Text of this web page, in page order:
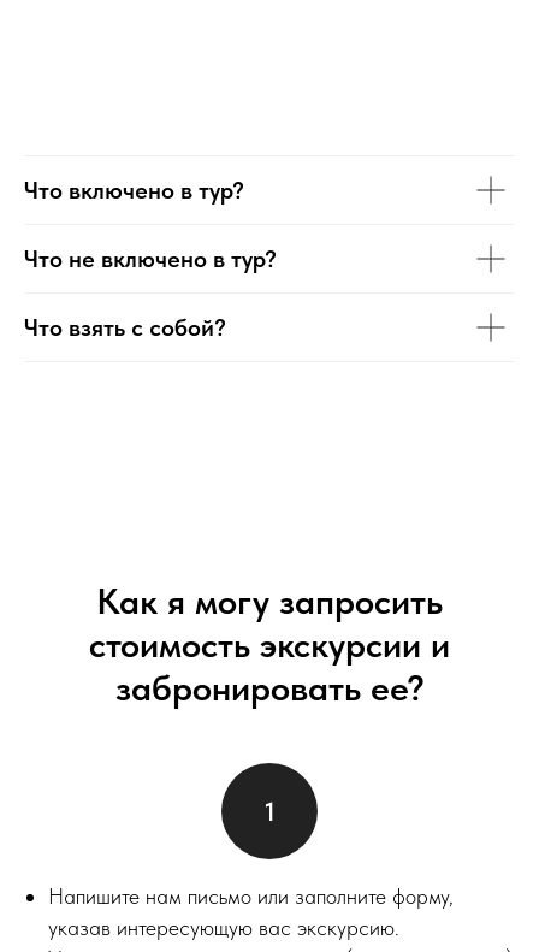
Что включено в тур?
Что не включено в тур?
Что взять с собой?
Как я могу запросить
стоимость экскурсии и
забронировать ее?
Напишите нам письмо или заполните форму,
указав интересующую вас экскурсию.